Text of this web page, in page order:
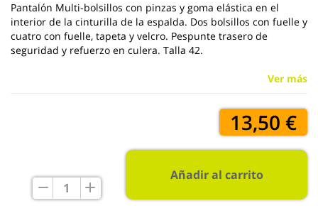
Pantalón Multi-bolsillos con pinzas y goma elástica en el
interior de la cinturilla de la espalda. Dos bolsillos con fuelle y
cuatro con fuelle, tapeta y velcro. Pespunte trasero de
seguridad y refuerzo en culera. Talla 42.
Ver más
13,50 €
Añadir al carrito